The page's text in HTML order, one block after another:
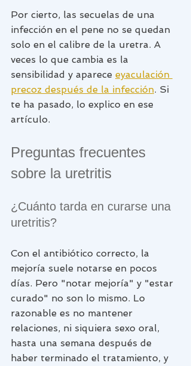
Por cierto, las secuelas de una
infección en el pene no se quedan
solo en el calibre de la uretra. A
veces lo que cambia es la
sensibilidad y aparece eyaculación
precoz después de la infección. Si
te ha pasado, lo explico en ese
artículo.
Preguntas frecuentes
sobre la uretritis
¿Cuánto tarda en curarse una
uretritis?
Con el antibiótico correcto, la
mejoría suele notarse en pocos
días. Pero "notar mejoría" y "estar
curado" no son lo mismo. Lo
razonable es no mantener
relaciones, ni siquiera sexo oral,
hasta una semana después de
haber terminado el tratamiento, y